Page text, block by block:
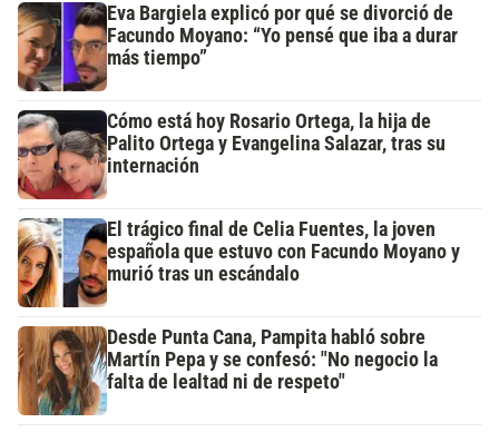
Eva Bargiela explicó por qué se divorció de
Facundo Moyano: “Yo pensé que iba a durar
más tiempo”
Cómo está hoy Rosario Ortega, la hija de
Palito Ortega y Evangelina Salazar, tras su
internación
El trágico final de Celia Fuentes, la joven
española que estuvo con Facundo Moyano y
murió tras un escándalo
Desde Punta Cana, Pampita habló sobre
Martín Pepa y se confesó: "No negocio la
falta de lealtad ni de respeto"